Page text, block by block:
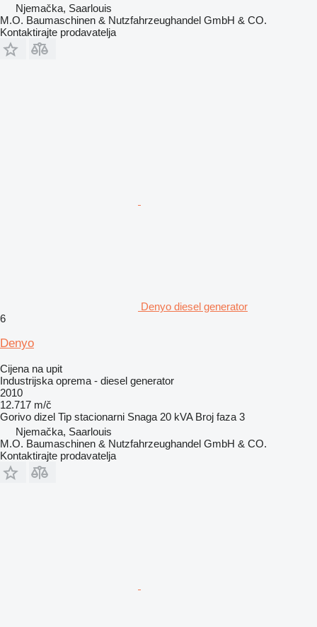
Njemačka, Saarlouis
M.O. Baumaschinen & Nutzfahrzeughandel GmbH & CO.
Kontaktirajte prodavatelja
Denyo diesel generator
6
Denyo
Cijena na upit
Industrijska oprema - diesel generator
2010
12.717 m/č
Gorivo dizel Tip stacionarni Snaga 20 kVA Broj faza 3
Njemačka, Saarlouis
M.O. Baumaschinen & Nutzfahrzeughandel GmbH & CO.
Kontaktirajte prodavatelja